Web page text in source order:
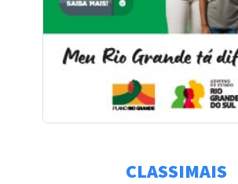
CLASSIMAIS